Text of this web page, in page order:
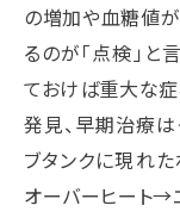
の増加や血糖値
るのが「点検」と
ておけば重大な症
発見、早期治療
ブタンクに現れ
オーバーヒート→